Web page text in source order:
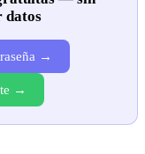
datos
→
→